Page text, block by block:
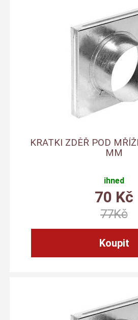
KRATKI ZDĚŘ POD
MM
ihned
70 Kč
77Kč